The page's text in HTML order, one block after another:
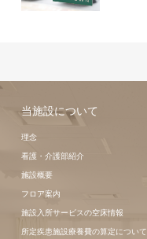
当施設について
理念
看護・介護部紹介
施設概要
フロア案内
施設入所サービスの空床情報
所定疾患施設療養費の算定について